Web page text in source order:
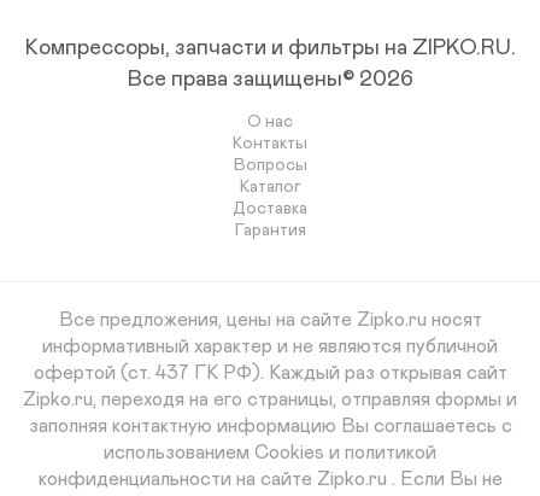
Компрессоры, запчасти и фильтры на ZIPKO.RU.
Все права защищены© 2026
О нас
Контакты
Вопросы
Каталог
Доставка
Гарантия
Все предложения, цены на сайте Zipko.ru носят
информативный характер и не являются публичной
офертой (ст. 437 ГК РФ). Каждый раз открывая сайт
Zipko.ru, переходя на его страницы, отправляя формы и
заполняя контактную информацию Вы соглашаетесь с
использованием Cookies и политикой
конфиденциальности на сайте Zipko.ru . Если Вы не